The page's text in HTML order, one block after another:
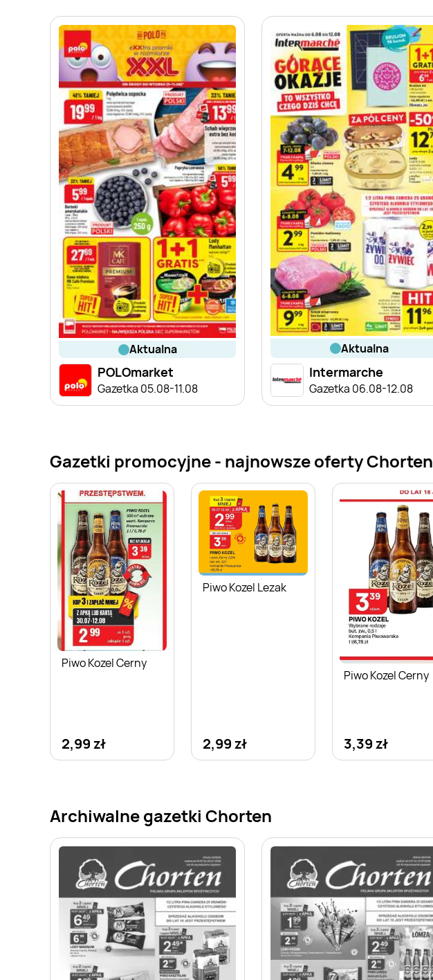
aktualna
POLOmarket
Gazetka 05.08-11.08
aktualna
Intermarche
Gazetka 06.08-12.08
Gazetki promocyjne - najnowsze oferty Chorten
Piwo Kozel Cerny
2,99 zł
Piwo Kozel Lezak
2,99 zł
Piwo Kozel Cerny
3,39 zł
Archiwalne gazetki Chorten